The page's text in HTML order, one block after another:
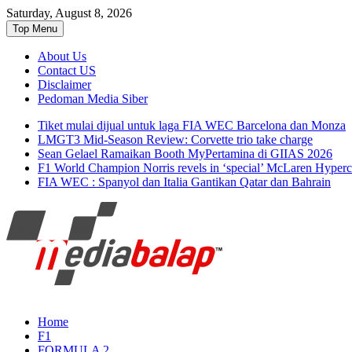
Saturday, August 8, 2026
Top Menu
About Us
Contact US
Disclaimer
Pedoman Media Siber
Tiket mulai dijual untuk laga FIA WEC Barcelona dan Monza
LMGT3 Mid-Season Review: Corvette trio take charge
Sean Gelael Ramaikan Booth MyPertamina di GIIAS 2026
F1 World Champion Norris revels in ‘special’ McLaren
FIA WEC : Spanyol dan Italia Gantikan Qatar dan Bahrain
MediaBalap.com | Informasi
Seputar MotoGP GP2 GP3 F2 F3 SERI
Home
F1